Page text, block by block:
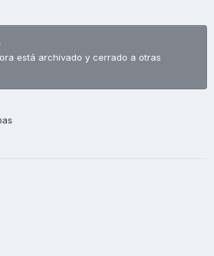
está archivado y cerrado a otras